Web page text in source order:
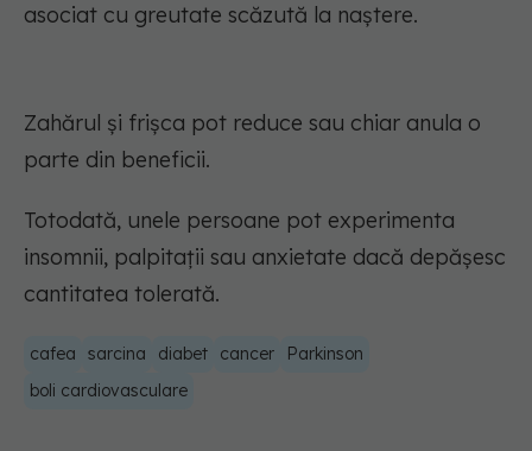
asociat cu greutate scăzută la naștere.
Zahărul și frișca pot reduce sau chiar anula o
parte din beneficii.
Totodată, unele persoane pot experimenta
insomnii, palpitații sau anxietate dacă depășesc
cantitatea tolerată.
cafea sarcina diabet cancer
Parkinson
boli cardiovasculare